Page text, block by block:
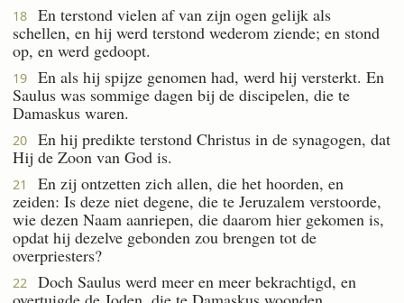
18
En terstond vielen af van zijn ogen gelijk als
schellen, en hij werd terstond wederom ziende; en stond
op, en werd gedoopt.
19
En als hij spijze genomen had, werd hij versterkt. En
Saulus was sommige dagen bij de discipelen, die te
Damaskus waren.
20
En hij predikte terstond Christus in de synagogen, dat
Hij de Zoon van God is.
21
En zij ontzetten zich allen, die het hoorden, en
zeiden: Is deze niet degene, die te Jeruzalem verstoorde,
wie dezen Naam aanriepen, die daarom hier gekomen is,
opdat hij dezelve gebonden zou brengen tot de
overpriesters?
22
Doch Saulus werd meer en meer bekrachtigd, en